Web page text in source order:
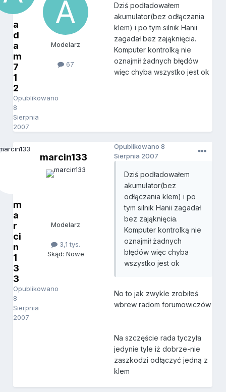
a
d
a
m
7
1
2
Opublikowano
8
Sierpnia
2007
Modelarz
67
Dziś podładowałem
akumulator(bez odłączania
klem) i po tym silnik Hanii
zagadał bez zająknięcia.
Komputer kontrolką nie
oznajmił żadnych błędów
więc chyba wszystko jest ok
m
a
r
ci
n
1
3
3
Opublikowano
8
Sierpnia
2007
marcin133
Modelarz
3,1 tys.
Skąd: Nowe
Opublikowano8
Sierpnia 2007
Dziś podładowałem
akumulator(bez
odłączania klem) i po
tym silnik Hanii zagadał
bez zająknięcia.
Komputer kontrolką nie
oznajmił żadnych
błędów więc chyba
wszystko jest ok
No to jak zwykle zrobiłeś
wbrew radom forumowiczów
Na szczęście rada tyczyła
jedynie tyle iż dobrze-nie
zaszkodzi odłączyć jedną z
klem